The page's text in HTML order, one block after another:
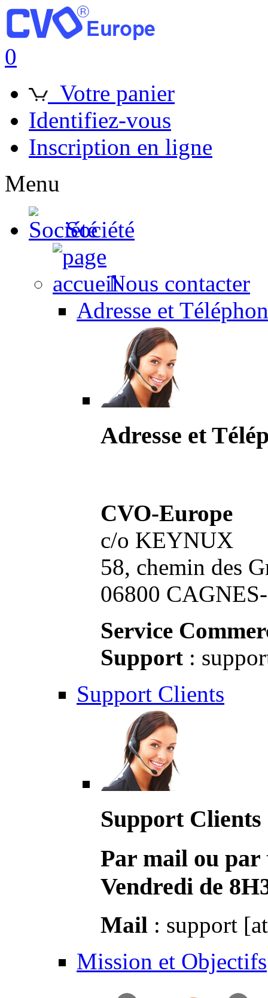
0
Votre panier
Identifiez-vous
Inscription en ligne
Menu
Société
Nous contacter
Adresse et
Adresse et
CVO-Europe
c/o KEYNUX
58, chemin des
06800
Service
Support :
Support Clients
Support Clients
Par mail ou par
Vendredi de
Mail : support
Mission et Objectifs